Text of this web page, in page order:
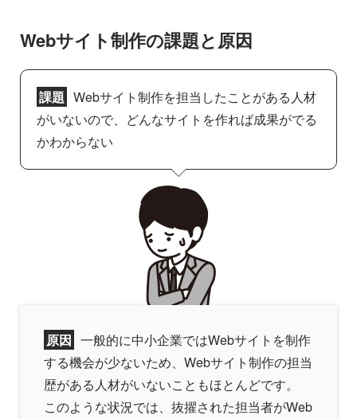
Webサイト制作の課題と原因
課題 Webサイト制作を担当したことがある人材
がいないので、どんなサイトを作れば成果がでる
かわからない
原因 一般的に中小企業ではWebサイトを制作
する機会が少ないため、Webサイト制作の担当
歴がある人材がいないこともほとんどです。
このような状況では、抜擢された担当者がWeb